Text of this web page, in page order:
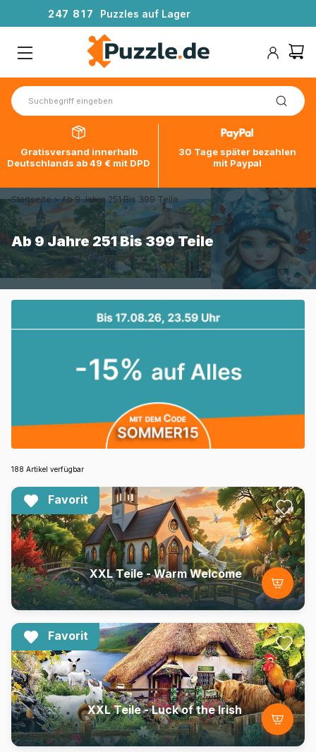
247 81 7 Puzzles auf Lager
Gratisversand innerhalb
Deutschlands ab 49 € mit DPD
30 Tage später bezahlen
mit Paypal
Startseite >Ab 9 Jahre 251 Bis 399 Teile
Ab 9 Jahre 251 Bis 399 Teile
188 Artikel verfügbar
Favorit
XXL Teile - Warm Welcome
Favorit
XXL Teile - Luck of the Irish